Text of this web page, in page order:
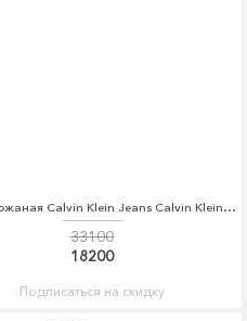
Куртка кожаная Calvin Klein Jeans Calvin Klein Jeans CA939EWAUPR7
33100
18200
Подписаться на скидку